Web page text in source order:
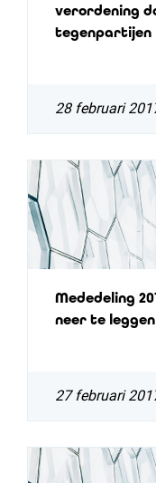
verordening
tegenpartijen
28 februari
Mededeling
neer te
27 februari